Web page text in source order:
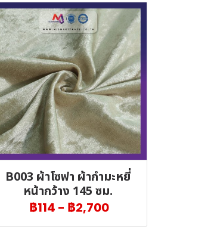
B003 ผ้าโซฟา ผ้ากำมะหยี่
หน้ากว้าง 145 ซม.
฿114 - ฿2,700